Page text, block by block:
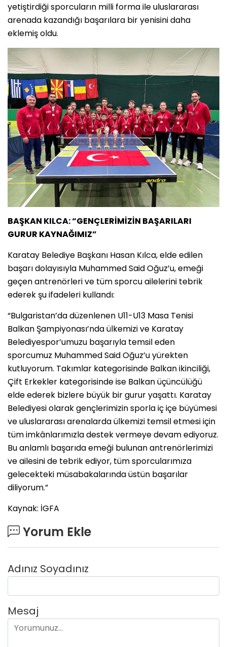
yetiştirdiği sporcuların milli forma ile uluslararası
arenada kazandığı başarılara bir yenisini daha
eklemiş oldu.
BAŞKAN KILCA: “GENÇLERİMİZİN BAŞARILARI
GURUR KAYNAĞIMIZ”
Karatay Belediye Başkanı Hasan Kılca, elde edilen
başarı dolayısıyla Muhammed Said Oğuz’u, emeği
geçen antrenörleri ve tüm sporcu ailelerini tebrik
ederek şu ifadeleri kullandı:
“Bulgaristan’da düzenlenen U11-U13 Masa Tenisi
Balkan Şampiyonası’nda ülkemizi ve Karatay
Belediyespor’umuzu başarıyla temsil eden
sporcumuz Muhammed Said Oğuz’u yürekten
kutluyorum. Takımlar kategorisinde Balkan ikinciliği,
Çift Erkekler kategorisinde ise Balkan üçüncülüğü
elde ederek bizlere büyük bir gurur yaşattı. Karatay
Belediyesi olarak gençlerimizin sporla iç içe büyümesi
ve uluslararası arenalarda ülkemizi temsil etmesi için
tüm imkânlarımızla destek vermeye devam ediyoruz.
Bu anlamlı başarıda emeği bulunan antrenörlerimizi
ve ailesini de tebrik ediyor, tüm sporcularımıza
gelecekteki müsabakalarında üstün başarılar
diliyorum.”
Kaynak: İGFA
Yorum Ekle
Adınız Soyadınız
Mesaj